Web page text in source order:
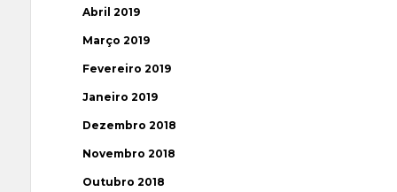
Abril 2019
Março 2019
Fevereiro 2019
Janeiro 2019
Dezembro 2018
Novembro 2018
Outubro 2018